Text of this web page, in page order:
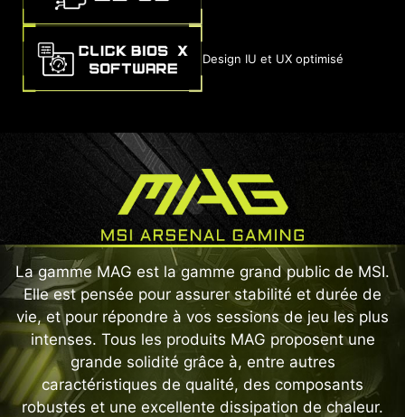
Design IU et UX optimisé
La gamme MAG est la gamme grand public de MSI.
Elle est pensée pour assurer stabilité et durée de
vie, et pour répondre à vos sessions de jeu les plus
intenses. Tous les produits MAG proposent une
grande solidité grâce à, entre autres
caractéristiques de qualité, des composants
robustes et une excellente dissipation de chaleur.